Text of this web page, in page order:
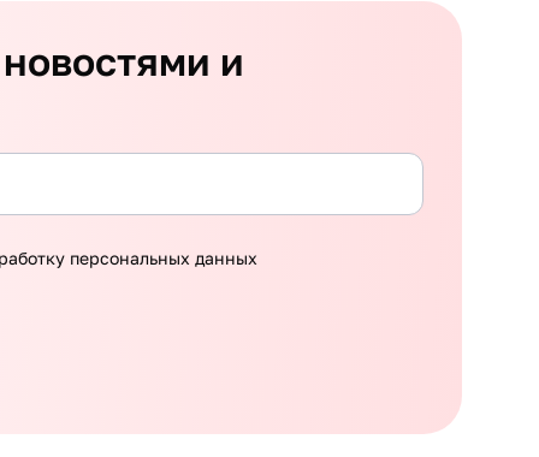
и
персональных данных